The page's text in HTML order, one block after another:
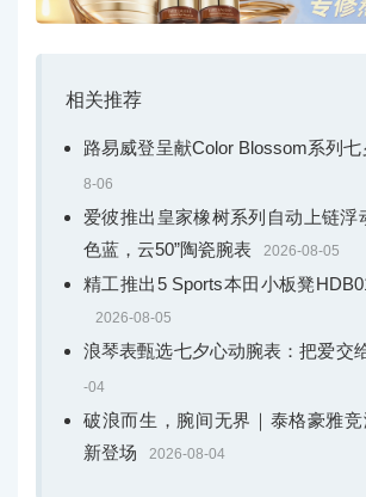
相关推荐
路易威登呈献Color Blossom系列
8-06
爱彼推出皇家橡树系列自动上链浮
色蓝，云50”陶瓷腕表
2026-08-05
精工推出5 Sports本田小板凳
2026-08-05
浪琴表甄选七夕心动腕表：把爱交
-04
破浪而生，腕间无界｜泰格豪雅
新登场
2026-08-04